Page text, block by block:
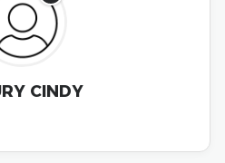
CINDY